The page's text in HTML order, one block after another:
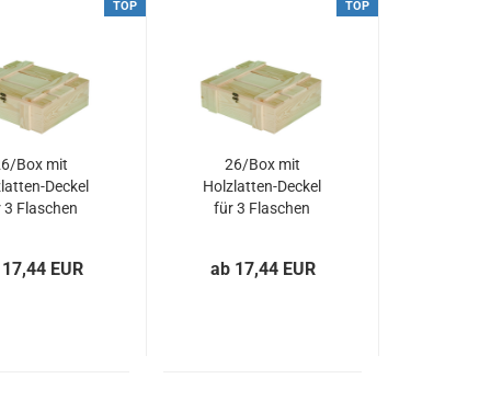
TOP
Box mit
Deckel
3 Flaschen
EUR
TOP
26/Box mit
Holzlatten-Deckel
für 3 Flaschen
ab 17,44 EUR